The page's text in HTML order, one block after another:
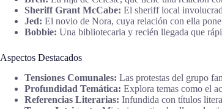
Sheriff Grant McCabe: El sheriff local
Jed: El novio de Nora, cuya relación con ella
Bobbie: Una bibliotecaria y recién llegada que
Aspectos Destacados
Tensiones Comunales: Las protestas del grupo
Profundidad Temática: Explora temas como el
Referencias Literarias: Infundida con títulos